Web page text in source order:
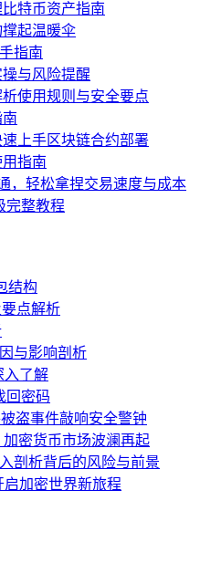
特币资产指南
起温暖伞
指南
与风险提醒
使用规则与安全要点
上手区块链合约部署
指南
，轻松拿捏交易速度与成本
完整教程
结构
点解析
与影响剖析
入了解
回密码
盗事件敲响安全警钟
密货币市场波澜再起
剖析背后的风险与前景
加密世界新旅程